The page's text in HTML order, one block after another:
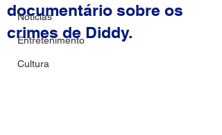
Notícias
Entretenimento
Cultura
documentário sobre os
crimes de Diddy.